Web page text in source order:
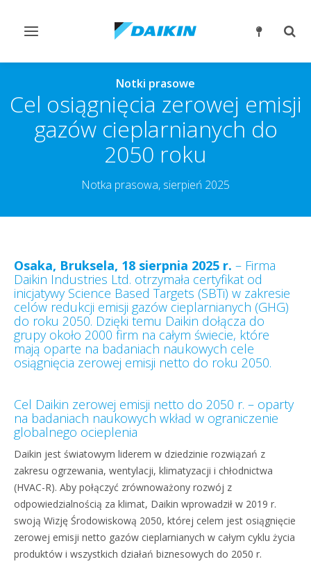
Przełącz
Notki prasowe
Cel osiągnięcia zerowej emisji
gazów cieplarnianych do
2050 roku
Notka prasowa, sierpień 2025
Osaka, Bruksela, 18 sierpnia 2025 r. – Firma
Daikin Industries Ltd. otrzymała certyfikat od
inicjatywy Science Based Targets (SBTi) w zakresie
celów redukcji emisji gazów cieplarnianych (GHG)
do roku 2050. Dzięki temu Daikin dołącza do
grupy około 2000 firm na całym świecie, które
mają oparte na badaniach naukowych cele
osiągnięcia zerowej emisji netto do roku 2050.
Cel Daikin zerowej emisji netto do 2050 r. – oparty
na badaniach naukowych wkład w ograniczenie
globalnego ocieplenia
Daikin jest światowym liderem w dziedzinie rozwiązań z
zakresu ogrzewania, wentylacji, klimatyzacji i chłodnictwa
(HVAC-R). Aby połączyć zrównoważony rozwój z
odpowiedzialnością za klimat, Daikin wprowadził w 2019 r.
swoją Wizję Środowiskową 2050, której celem jest osiągnięcie
zerowej emisji netto gazów cieplarnianych w całym cyklu życia
produktów i wszystkich działań biznesowych do 2050 r.